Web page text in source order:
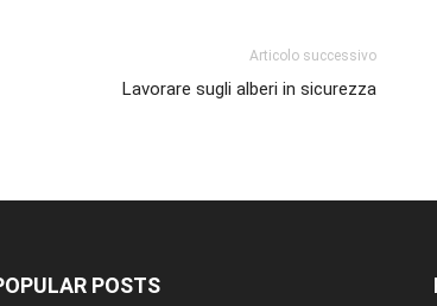
Articolo successivo
Lavorare sugli alberi in sicurezza
POSTS